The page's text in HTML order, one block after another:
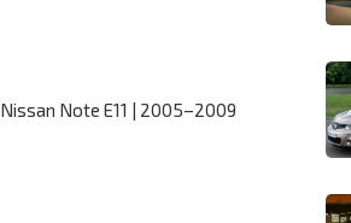
Nissan Note E11 | 2005–2009